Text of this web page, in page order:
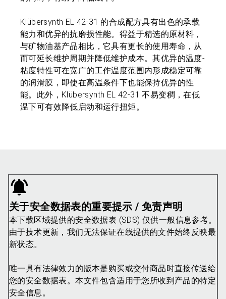
Klübersynth EL 42-31 的合成配方具有出色的承载
能力和优异的抗磨损性能。得益于精选的原材料，
与矿物油基产品相比，它具有更长的使用寿命，从
而可延长维护周期并降低维护成本。其优异的温度-
粘度特性可在宽广的工作温度范围内形成稳定可靠
的润滑膜，即使在高温条件下也能保持优异的性
能。此外，Klübersynth EL 42-31 不易变稠，在低
温下可有效降低启动和运行扭矩。
关于安全数据表的重要提示 / 免责声明
本下载区域提供的安全数据表 (SDS) 仅供一般信息参考。
由于技术更新，我们无法保证在线提供的文件始终反映最
新状态。
唯一具有法律效力的版本是购买或交付商品时直接传送给
您的安全数据表。本文件包含适用于您所收到产品的特定
安全信息。